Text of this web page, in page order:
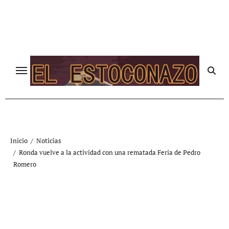
Inicio
Noticias
Ronda vuelve a la actividad con una rematada Feria de Pedro
Romero